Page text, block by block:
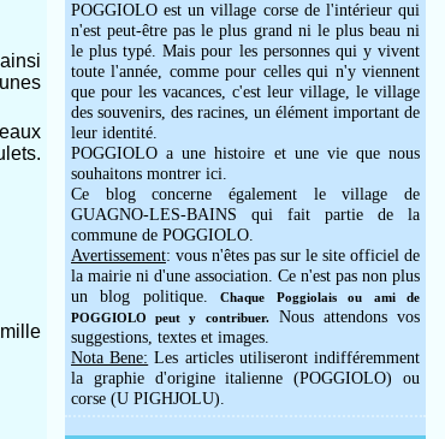
POGGIOLO est un village corse de l'intérieur qui
n'est peut-être pas le plus grand ni le plus beau ni
le plus typé. Mais pour les personnes qui y vivent
toute l'année, comme pour celles qui n'y viennent
que pour les vacances, c'est leur village, le village
des souvenirs, des racines, un élément important de
leur identité.
POGGIOLO a une histoire et une vie que nous
souhaitons montrer ici.
Ce blog concerne également le village de
GUAGNO-LES-BAINS qui fait partie de la
commune de POGGIOLO.
Avertissement: vous n'êtes pas sur le site officiel de
la mairie ni d'une association. Ce n'est pas non plus
un blog politique.Chaque Poggiolais ou ami de
POGGIOLO peut y contribuer.Nous attendons vos
suggestions, textes et images.
Nota Bene: Les articles utiliseront indifféremment
la graphie d'origine italienne (POGGIOLO) ou
corse (U PIGHJOLU).